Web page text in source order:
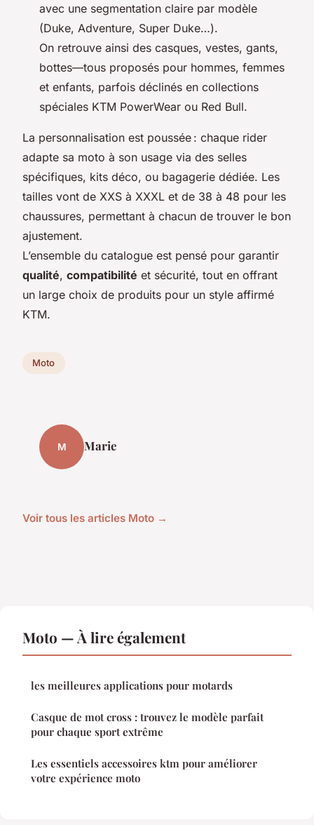
avec une segmentation claire par modèle
(Duke, Adventure, Super Duke…).
On retrouve ainsi des casques, vestes, gants,
bottes—tous proposés pour hommes, femmes
et enfants, parfois déclinés en collections
spéciales KTM PowerWear ou Red Bull.
La personnalisation est poussée : chaque rider
adapte sa moto à son usage via des selles
spécifiques, kits déco, ou bagagerie dédiée. Les
tailles vont de XXS à XXXL et de 38 à 48 pour les
chaussures, permettant à chacun de trouver le bon
ajustement.
L’ensemble du catalogue est pensé pour garantir
qualité, compatibilité et sécurité, tout en offrant
un large choix de produits pour un style affirmé
KTM.
Moto
M Marie
Voir tous les articles Moto →
Moto — À lire également
les meilleures applications pour motards
Casque de mot cross : trouvez le modèle parfait
pour chaque sport extrême
Les essentiels accessoires ktm pour améliorer
votre expérience moto